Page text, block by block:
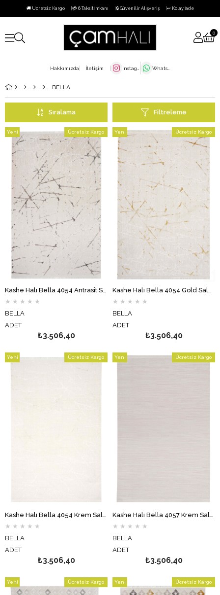
🚚 Ücretsiz Kargo 💳 6 Taksit İmkanı 🔒 Güvenilir Alışveriş ↩️ Kolay İade
0
Hakkımızda İletişim
BELLA
Filtreleme
Sıralama
★ ★ ★ ★ ★
BELLA
ADET
₺3.506,40
Ücretsiz Kargo
Yeni
Ürün
★ ★ ★ ★ ★
BELLA
ADET
₺3.506,40
Ücretsiz Kargo
Yeni
Ürün
Kashe Halı Bella 4054 Krem Salon Halısı Oturma Odası Halısı Koridor Halısı Mutfak Halısı Modern Makine Halısı
★ ★ ★ ★ ★
BELLA
ADET
₺3.506,40
Ücretsiz Kargo
Yeni
Kashe Halı Bella 4057 Krem Salon Halısı Oturma Odası Halısı Koridor Halısı Mutfak Halısı Modern Makine Halısı
★ ★ ★ ★ ★
BELLA
ADET
₺3.506,40
Ücretsiz Kargo
Yeni
Ücretsiz Kargo
Yeni
Ürün
Ücretsiz Kargo
Yeni
Ürün